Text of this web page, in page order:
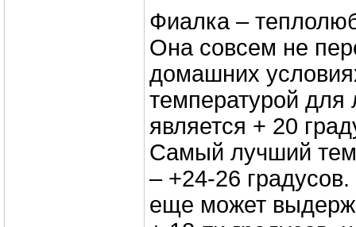
Фиалка –
Она совсем не
домашних
температурой для
является + 20
Самый лучший
– +24-26
еще может